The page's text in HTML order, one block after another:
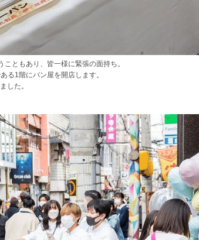
ともあり、皆一様に緊張の面持ち。
る1階にパン屋を開店します。
した。